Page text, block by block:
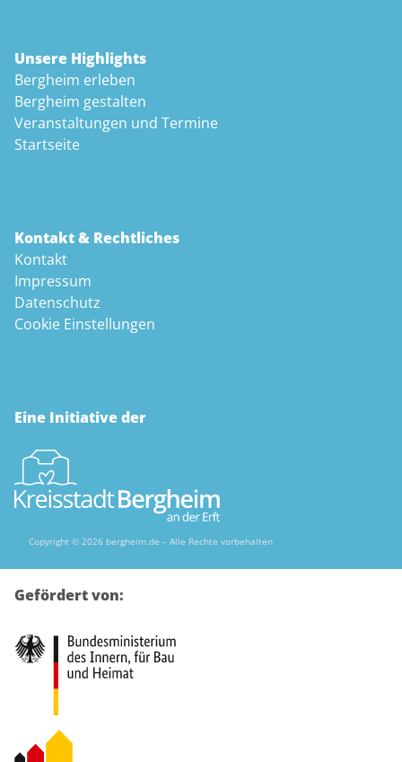
Unsere Highlights
Bergheim erleben
Bergheim gestalten
Veranstaltungen und Termine
Startseite
Kontakt & Rechtliches
Kontakt
Impressum
Datenschutz
Cookie Einstellungen
Eine Initiative der
Copyright © 2026 bergheim.de – Alle Rechte vorbehalten
Gefördert von: